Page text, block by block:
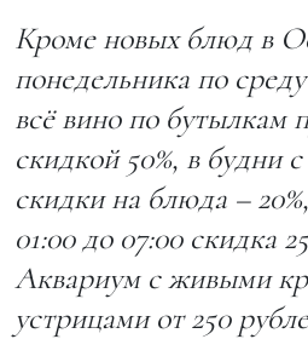
Кроме новых блюд в
понедельника по
всё вино по бутылкам
скидкой 50%, в будни
скидки на блюда –
01:00 до 07:00 скидка
Аквариум с живыми
устрицами от 250